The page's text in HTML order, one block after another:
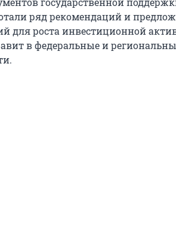
ряд рекомендаций и
для роста инвестиционной
в федеральные и